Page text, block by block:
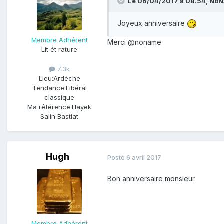
Membre Adhérent
Lit ét rature
7,3k
Lieu:Ardèche
Tendance:Libéral
classique
Ma référence:Hayek
Salin Bastiat
Joyeux anniversaire
Merci @noname
Hugh Posté 6 avril 2017
Bon anniversaire monsieur.